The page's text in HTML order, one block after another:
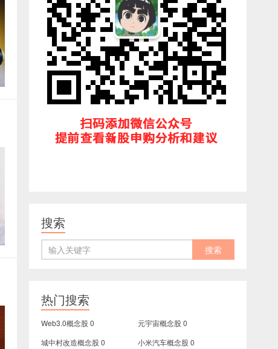
搜索
热门搜索
Web3.0概念股0 元宇宙概念股0
城中村改造概念股0 小米汽车概念股0